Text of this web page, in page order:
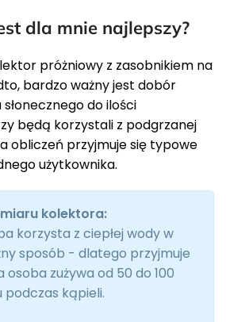
dla mnie najlepszy?
próżniowy z zasobnikiem na
bardzo ważny jest dobór
do ilości
będą korzystali z podgrzanej
obliczeń przyjmuje się typowe
użytkownika.
kolektora:
korzysta z ciepłej wody w
sposób - dlatego przyjmuje
osoba zużywa od 50 do 100
podczas kąpieli.